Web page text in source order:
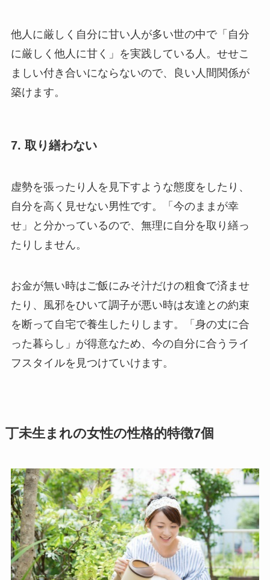
他人に厳しく自分に甘い人が多い世の中で「自分
に厳しく他人に甘く」を実践している人。せせこ
ましい付き合いにならないので、良い人間関係が
築けます。
7. 取り繕わない
虚勢を張ったり人を見下すような態度をしたり、
自分を高く見せない男性です。「今のままが幸
せ」と分かっているので、無理に自分を取り繕っ
たりしません。
お金が無い時はご飯にみそ汁だけの粗食で済ませ
たり、風邪をひいて調子が悪い時は友達との約束
を断って自宅で養生したりします。「身の丈に合
った暮らし」が得意なため、今の自分に合うライ
フスタイルを見つけていけます。
丁未生まれの女性の性格的特徴7個